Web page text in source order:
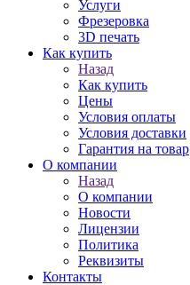
Услуги
Фрезеровка
3D печать
Как купить
Назад
Как купить
Цены
Условия оплаты
Условия доставки
Гарантия на товар
О компании
Назад
О компании
Новости
Лицензии
Политика
Реквизиты
Контакты